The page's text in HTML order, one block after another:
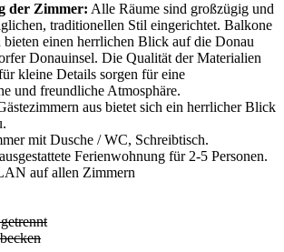
der Zimmer: Alle Räume sind großzügig und
traditionellen Stil eingerichtet. Balkone
bieten einen herrlichen Blick auf die Donau
Donauinsel. Die Qualität der Materialien
kleine Details sorgen für eine
und freundliche Atmosphäre.
aus bietet sich ein herrlicher Blick
mit Dusche / WC, Schreibtisch.
Ferienwohnung für 2-5 Personen.
auf allen Zimmern